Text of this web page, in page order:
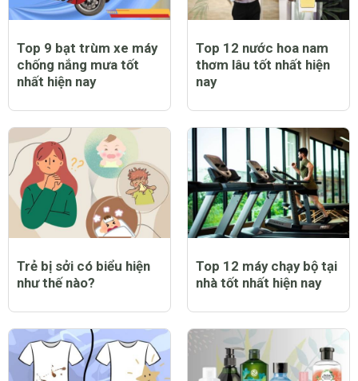
Top 9 bạt trùm xe máy
chống nắng mưa tốt
nhất hiện nay
Top 12 nước hoa nam
thơm lâu tốt nhất hiện
nay
Trẻ bị sởi có biểu hiện
như thế nào?
Top 12 máy chạy bộ tại
nhà tốt nhất hiện nay